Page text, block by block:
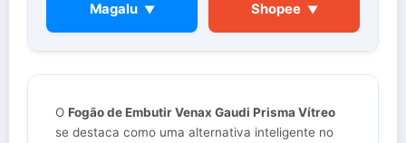
Magalu ▼ Shopee ▼
O Fogão de Embutir Venax Gaudi Prisma Vítreo
se destaca como uma alternativa inteligente no